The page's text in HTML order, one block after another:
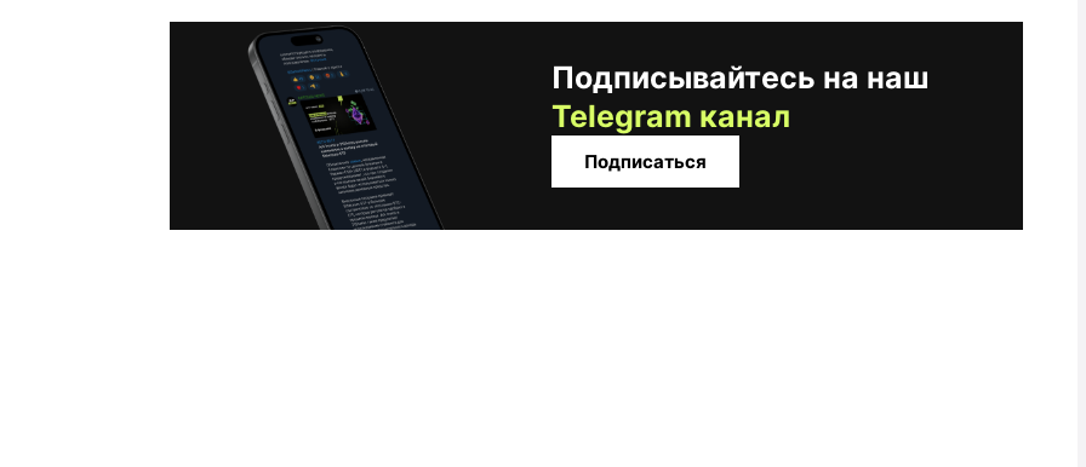
Подписывайтесь на наш
Telegram канал
Подписаться